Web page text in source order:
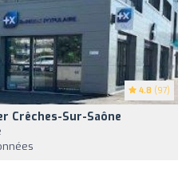
4.8 (97)
Crêches-Sur-Saône